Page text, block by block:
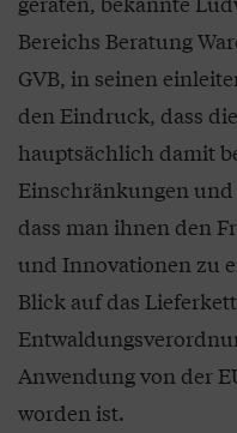
Bereichs Beratung
GVB, in seinen
den Eindruck, dass
hauptsächlich damit
Einschränkungen
dass man ihnen den
und Innovationen zu
Blick auf das
Anwendung von der
worden ist.